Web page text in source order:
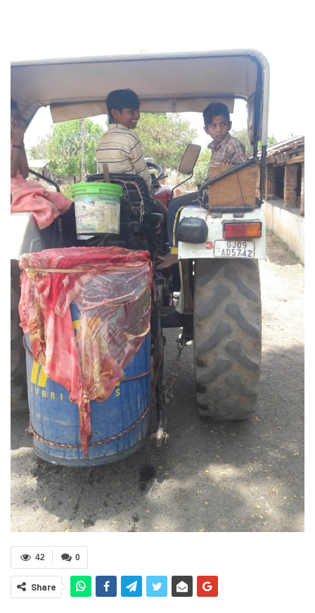
0
42
Share